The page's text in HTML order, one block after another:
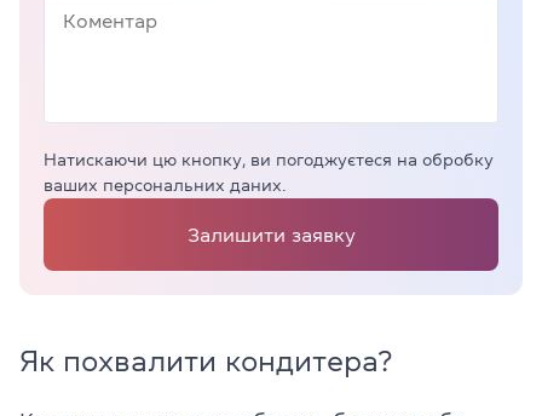
Натискаючи цю кнопку, ви погоджуєтеся на обробку
ваших персональних даних.
Залишити заявку
Як похвалити кондитера?